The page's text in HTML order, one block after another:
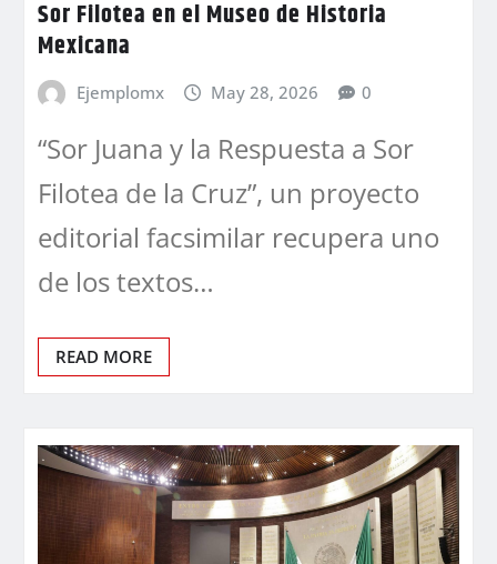
Sor Filotea en el Museo de Historia
Mexicana
Ejemplomx May 28, 2026 0
“Sor Juana y la Respuesta a Sor
Filotea de la Cruz”, un proyecto
editorial facsimilar recupera uno
de los textos…
READ MORE